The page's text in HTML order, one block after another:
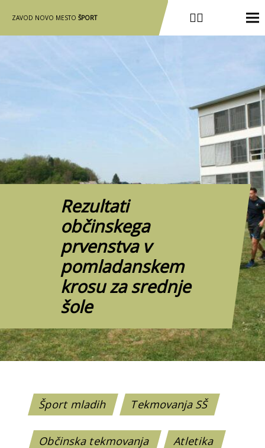
ZAVOD NOVO MESTO ŠPORT
Rezultati
občinskega
prvenstva v
pomladanskem
krosu za srednje
šole
Šport mladih Tekmovanja SŠ
Občinska tekmovanja Atletika